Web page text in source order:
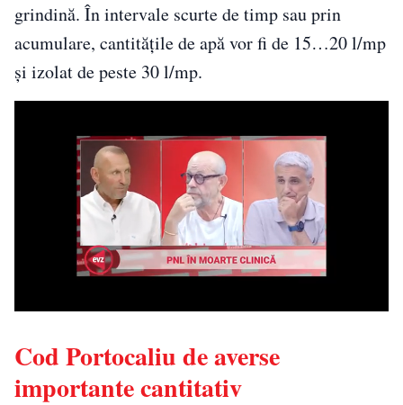
grindină. În intervale scurte de timp sau prin
acumulare, cantitățile de apă vor fi de 15…20 l/mp
și izolat de peste 30 l/mp.
Cod Portocaliu de averse
importante cantitativ